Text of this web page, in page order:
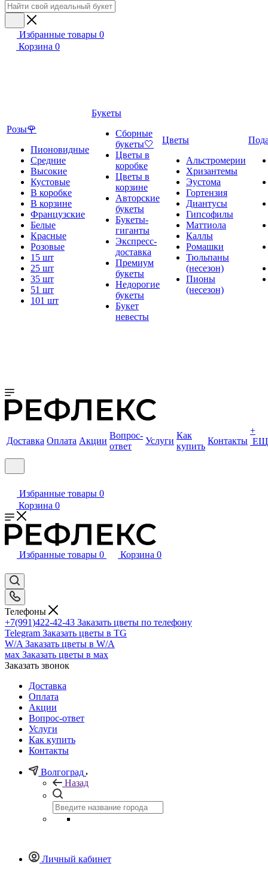
Избранные товары 0
Корзина 0
Розы🌹
Пионовидные
Средние
Высокие
Кустовые
В коробке
В корзине
Французские
Белые
Красные
Розовые
15 шт
25 шт
35 шт
51 шт
101 шт
Букеты
Сборные
букеты🤍
Цветы в
коробке
Цветы в
корзине
Авторские
букеты
Букеты-
гиганты
Экспресс-
доставка
Премиум
букеты
Недорогие
букеты
Букет
невесты
Цветы
Альстромерии
Хризантемы
Эустома
Гортензия
Диантусы
Гипсофилы
Маттиола
Каллы
Ромашки
Тюльпаны
(несезон)
Пионы
(несезон)
Доставка Оплата Акции
Вопрос-
ответ
Услуги
Как
купить
Контакты
+
Избранные товары 0
Корзина 0
Избранные товары 0 Корзина 0
Телефоны
+7(991)422-42-43 Заказать цветы по телефону
Telegram Заказать цветы в TG
W/A Заказать цветы в W/A
мах Заказать цветы в мах
Заказать звонок
Доставка
Оплата
Акции
Вопрос-ответ
Услуги
Как купить
Контакты
Волгоград
Назад
Личный кабинет